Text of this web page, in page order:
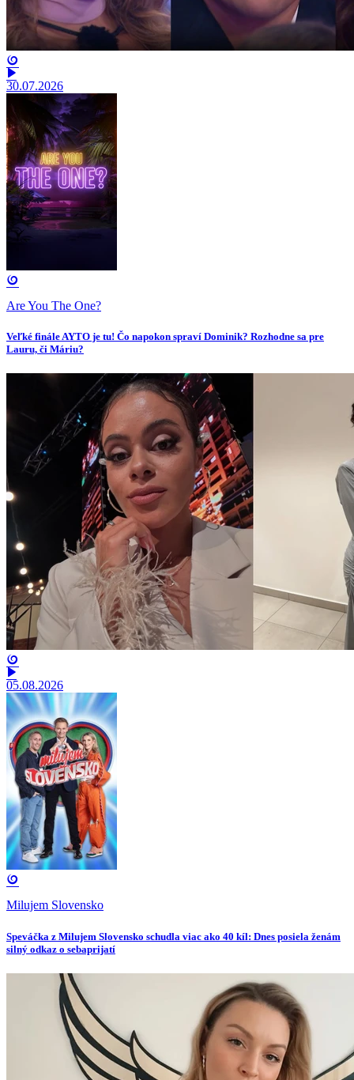
30.07.2026
Are You The One?
Veľké finále AYTO je tu! Čo napokon spraví Dominik? Rozhodne sa pre
Lauru, či Máriu?
05.08.2026
Milujem Slovensko
Speváčka z Milujem Slovensko schudla viac ako 40 kíl: Dnes posiela ženám
silný odkaz o sebaprijatí